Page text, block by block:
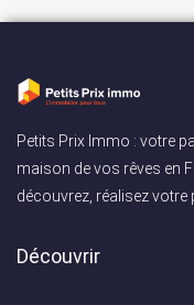
Petits Prix Immo : votre
maison de vos rêves en
découvrez, réalisez
Découvrir